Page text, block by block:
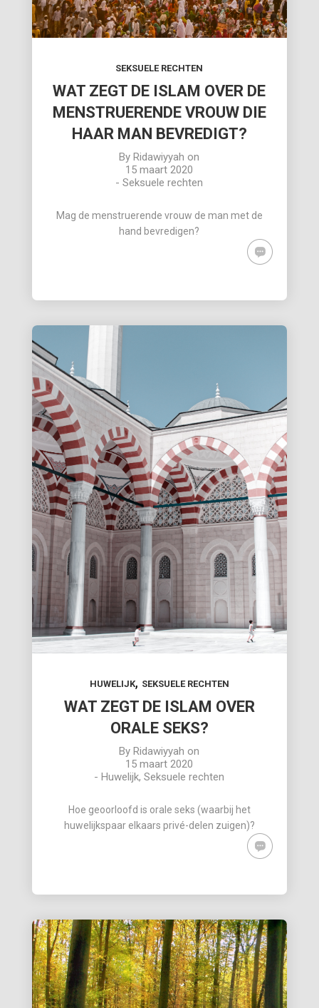
SEKSUELE RECHTEN
WAT ZEGT DE ISLAM OVER DE
MENSTRUERENDE VROUW DIE
HAAR MAN BEVREDIGT?
ByRidawiyyah on
15 maart 2020
-Seksuele rechten
Mag de menstruerende vrouw de man met de
hand bevredigen?
HUWELIJK, SEKSUELE RECHTEN
WAT ZEGT DE ISLAM OVER
ORALE SEKS?
ByRidawiyyah on
15 maart 2020
-Huwelijk,Seksuele rechten
Hoe geoorloofd is orale seks (waarbij het
huwelijkspaar elkaars privé-delen zuigen)?